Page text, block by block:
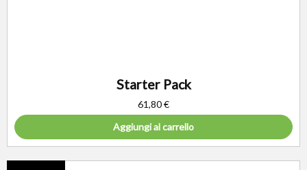
Starter Pack
61,80€
Aggiungi al carrello